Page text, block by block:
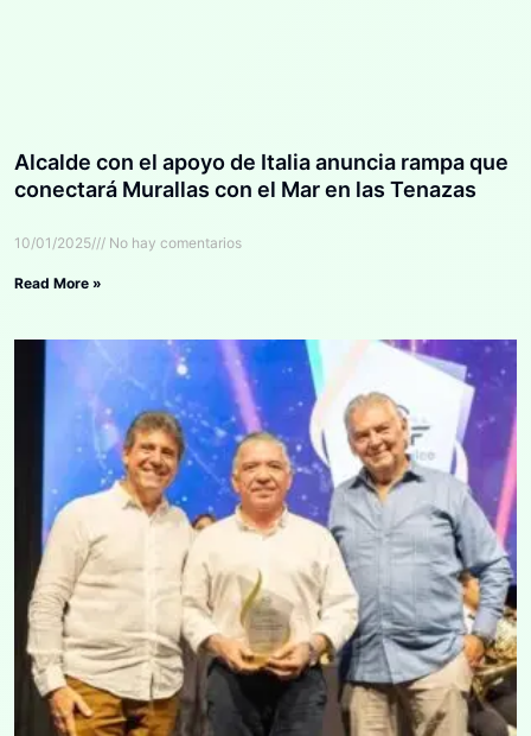
Alcalde con el apoyo de Italia anuncia rampa que
conectará Murallas con el Mar en las Tenazas
10/01/2025 No hay comentarios
Read More »